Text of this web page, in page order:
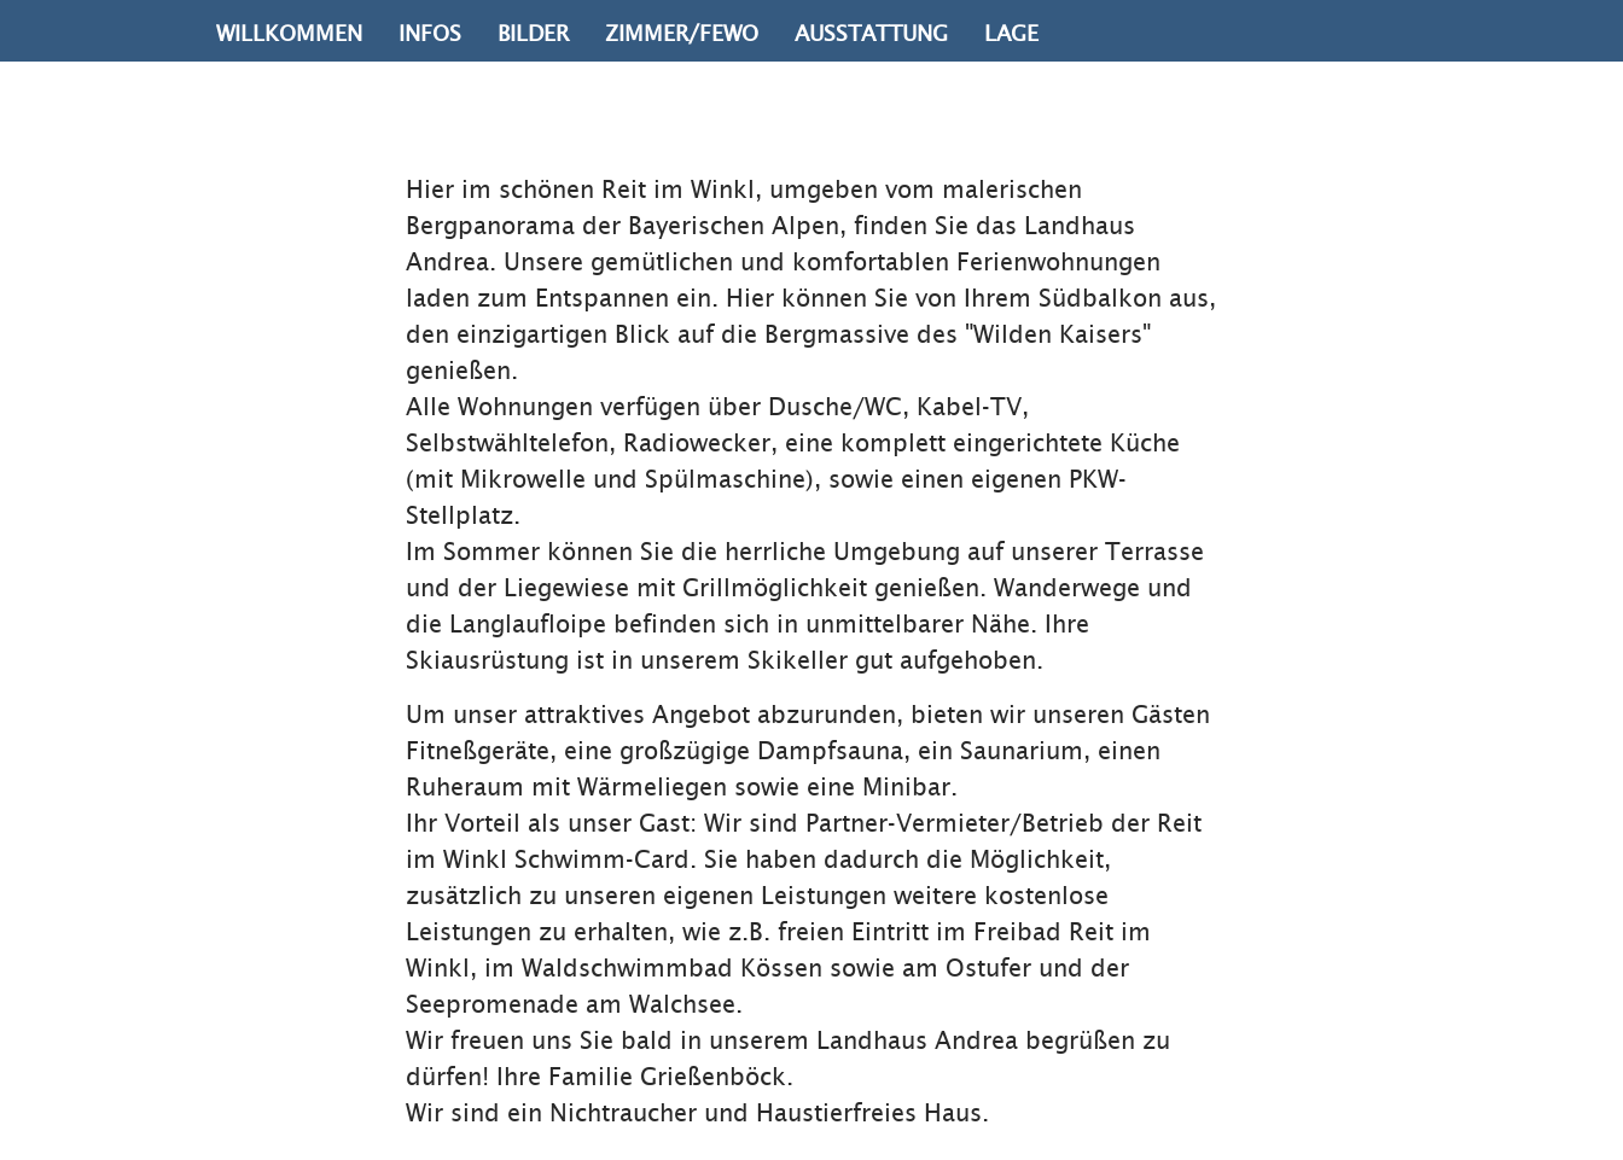
WILLKOMMEN INFOS BILDER ZIMMER/FEWO AUSSTATTUNG LAGE
Hier im schönen Reit im Winkl, umgeben vom malerischen
Bergpanorama der Bayerischen Alpen, finden Sie das Landhaus
Andrea. Unsere gemütlichen und komfortablen Ferienwohnungen
laden zum Entspannen ein. Hier können Sie von Ihrem Südbalkon aus,
den einzigartigen Blick auf die Bergmassive des "Wilden Kaisers"
genießen.
Alle Wohnungen verfügen über Dusche/WC, Kabel-TV,
Selbstwähltelefon, Radiowecker, eine komplett eingerichtete Küche
(mit Mikrowelle und Spülmaschine), sowie einen eigenen PKW-
Stellplatz.
Im Sommer können Sie die herrliche Umgebung auf unserer Terrasse
und der Liegewiese mit Grillmöglichkeit genießen. Wanderwege und
die Langlaufloipe befinden sich in unmittelbarer Nähe. Ihre
Skiausrüstung ist in unserem Skikeller gut aufgehoben.
Um unser attraktives Angebot abzurunden, bieten wir unseren Gästen
Fitneßgeräte, eine großzügige Dampfsauna, ein Saunarium, einen
Ruheraum mit Wärmeliegen sowie eine Minibar.
Ihr Vorteil als unser Gast: Wir sind Partner-Vermieter/Betrieb der Reit
im Winkl Schwimm-Card. Sie haben dadurch die Möglichkeit,
zusätzlich zu unseren eigenen Leistungen weitere kostenlose
Leistungen zu erhalten, wie z.B. freien Eintritt im Freibad Reit im
Winkl, im Waldschwimmbad Kössen sowie am Ostufer und der
Seepromenade am Walchsee.
Wir freuen uns Sie bald in unserem Landhaus Andrea begrüßen zu
dürfen! Ihre Familie Grießenböck.
Wir sind ein Nichtraucher und Haustierfreies Haus.